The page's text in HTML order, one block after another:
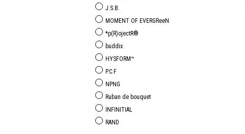
J.S.B.
MOMENT OF EVERGReeN
*p(R)ojectR®
buddix
HYSFORM™
P.C.F
NPNG
Ruban de bouquet
INFINITIAL
RAND